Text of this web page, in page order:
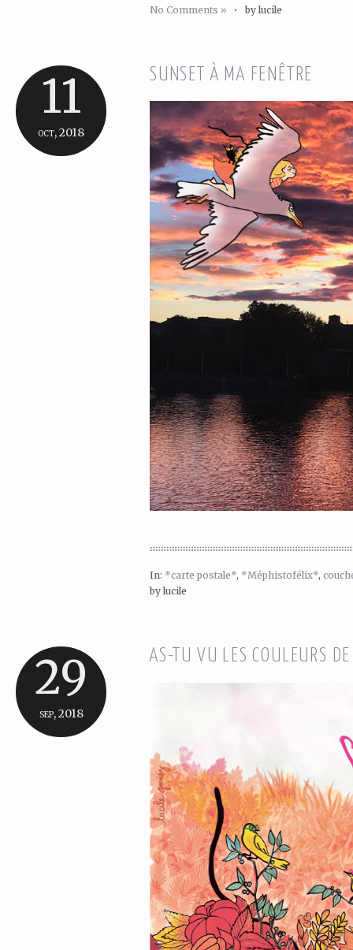
No Comments » •by lucile
11
oct, 2018
SUNSET À MA FENÊTRE
In: *carte postale*, *Méphistofélix*,
by lucile
29
sep, 2018
AS-TU VU LES COULEURS